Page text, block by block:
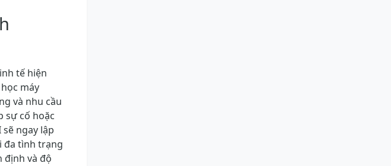
tế hiện
máy
và nhu cầu
sự cố hoặc
ngay lập
đa tình trạng
định và độ